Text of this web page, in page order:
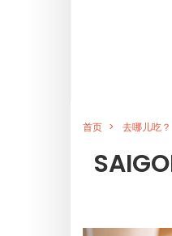
首页 去哪儿吃？